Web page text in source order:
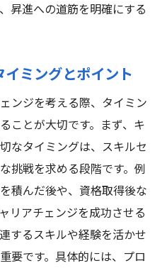
昇進への道筋を明確にする
ミングとポイント
ンジを考える際、タイミン
ことが大切です。まず、キ
なタイミングは、スキルセ
挑戦を求める段階です。例
積んだ後や、資格取得後な
リアチェンジを成功させる
するスキルや経験を活かせ
要です。具体的には、プロ